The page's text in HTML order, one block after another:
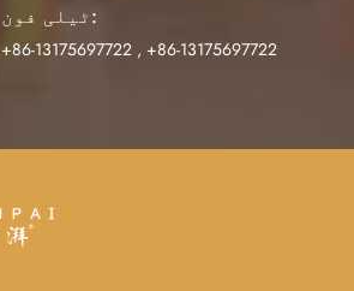
ٹیلی فون:
+86-13175697722 , +86-13175697722